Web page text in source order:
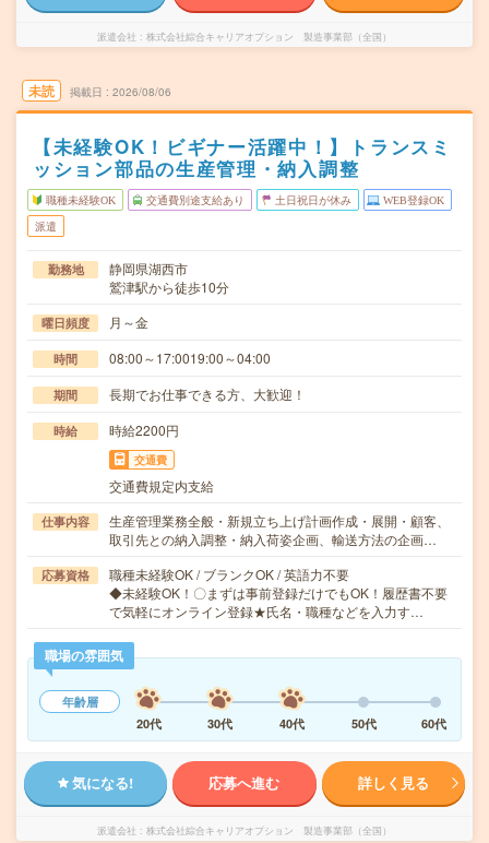
派遣会社 株式会社綜合キャリアオプション 製造事業部（全国）
未読 掲載日 2026/08/06
【未経験OK！ビギナー活躍中！】トランスミ
ッション部品の生産管理・納入調整
職種未経験OK 交通費別途支給あり 土日祝日が休み WEB登録OK
派遣
勤務地
静岡県湖西市
鷲津駅から徒歩10分
曜日頻度 月～金
時間 08:00～17:0019:00～04:00
期間 長期でお仕事できる方、大歓迎！
時給 時給2200円
交通費
交通費規定内支給
仕事内容
生産管理業務全般・新規立ち上げ計画作成・展開・顧客、
取引先との納入調整・納入荷姿企画、輸送方法の企画…
応募資格
職種未経験OK / ブランクOK / 英語力不要
◆未経験OK！〇まずは事前登録だけでもOK！履歴書不要
で気軽にオンライン登録★氏名・職種などを入力す…
職場の雰囲気
年齢層
20代
30代 40代 50代 60代
気になる! 応募へ進む 詳しく見る
派遣会社 株式会社綜合キャリアオプション 製造事業部（全国）